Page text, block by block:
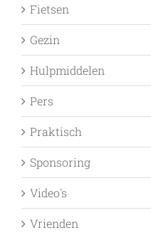
Fietsen
Gezin
Hulpmiddelen
Pers
Praktisch
Sponsoring
Video's
Vrienden